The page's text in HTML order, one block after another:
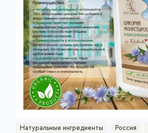
Натуральные ингредиенты Россия